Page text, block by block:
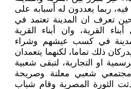
ربما يعددون له أسبابه على
تعرف ان المدينة تعتمد في
القرية، وان أبناء القرية
في كسب عيشهم وشراء
ذلك تماما، لكنهما يتعمدان
او التجارية، لتبقى شعبية
شعبي معلنة وصريحة
الثورة المصرية وقام شباب